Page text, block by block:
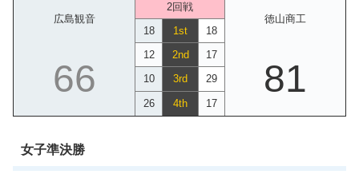
広島観音
2回戦
徳山商工
18
1st 18
66
12 2nd 17
81
10 3rd 29
26 4th 17
女子準決勝